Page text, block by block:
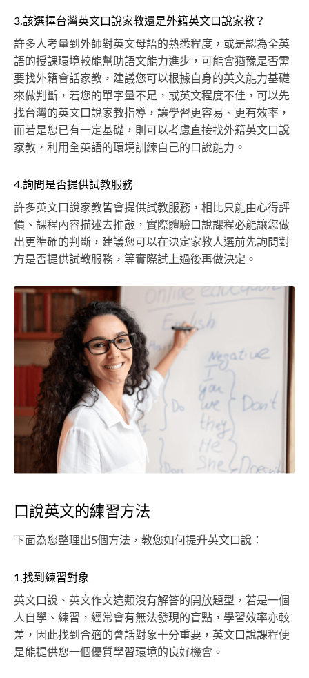
3.該選擇台灣英文口說家教還是外籍英文口說家教？
許多人考量到外師對英文母語的熟悉程度，或是認為全英
語的授課環境較能幫助語文能力進步，可能會猶豫是否需
要找外籍會話家教，建議您可以根據自身的英文能力基礎
來做判斷，若您的單字量不足，或英文程度不佳，可以先
找台灣的英文口說家教指導，讓學習更容易、更有效率，
而若是您已有一定基礎，則可以考慮直接找外籍英文口說
家教，利用全英語的環境訓練自己的口說能力。
4.詢問是否提供試教服務
許多英文口說家教皆會提供試教服務，相比只能由心得評
價、課程內容描述去推敲，實際體驗口說課程必能讓您做
出更準確的判斷，建議您可以在決定家教人選前先詢問對
方是否提供試教服務，等實際試上過後再做決定。
口說英文的練習方法
下面為您整理出5個方法，教您如何提升英文口說：
1.找到練習對象
英文口說、英文作文這類沒有解答的開放題型，若是一個
人自學、練習，經常會有無法發現的盲點，學習效率亦較
差，因此找到合適的會話對象十分重要，英文口說課程便
是能提供您一個優質學習環境的良好機會。